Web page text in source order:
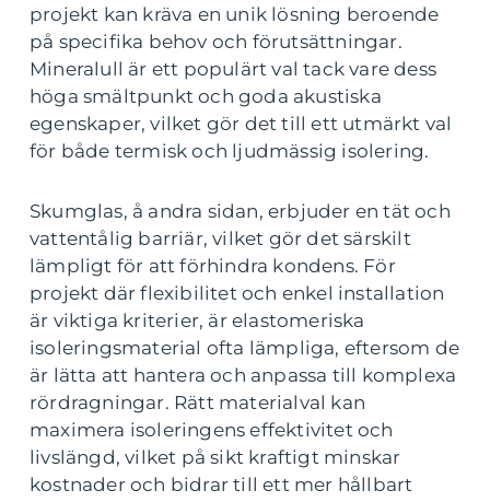
projekt kan kräva en unik lösning beroende
på specifika behov och förutsättningar.
Mineralull är ett populärt val tack vare dess
höga smältpunkt och goda akustiska
egenskaper, vilket gör det till ett utmärkt val
för både termisk och ljudmässig isolering.
Skumglas, å andra sidan, erbjuder en tät och
vattentålig barriär, vilket gör det särskilt
lämpligt för att förhindra kondens. För
projekt där flexibilitet och enkel installation
är viktiga kriterier, är elastomeriska
isoleringsmaterial ofta lämpliga, eftersom de
är lätta att hantera och anpassa till komplexa
rördragningar. Rätt materialval kan
maximera isoleringens effektivitet och
livslängd, vilket på sikt kraftigt minskar
kostnader och bidrar till ett mer hållbart